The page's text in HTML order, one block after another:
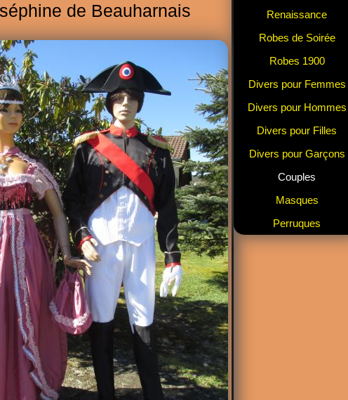
de Beauharnais
Renaissance
Robes de Soirée
Robes 1900
Divers pour Femmes
Divers pour Hommes
Divers pour Filles
Divers pour Garçons
Couples
Masques
Perruques